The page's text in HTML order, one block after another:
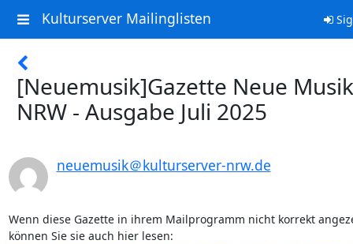
Kulturserver Mailinglisten
[Neuemusik]Gazette Neue
NRW - Ausgabe Juli 2025
neuemusik＠kulturserver-nrw.de
Wenn diese Gazette in ihrem Mailprogramm nicht korrekt